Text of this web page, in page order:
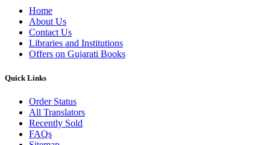
Home
About Us
Contact Us
Libraries and Institutions
Offers on Gujarati Books
Quick Links
Order Status
All Translators
Recently Sold
FAQs